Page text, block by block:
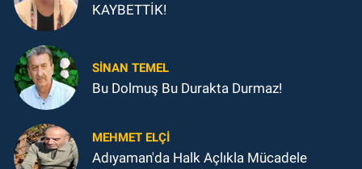
KAYBETTİK!
SINAN TEMEL
Bu Dolmuş Bu Durakta Durmaz!
MEHMET ELÇI
Adıyaman'da Halk Açlıkla Mücadele